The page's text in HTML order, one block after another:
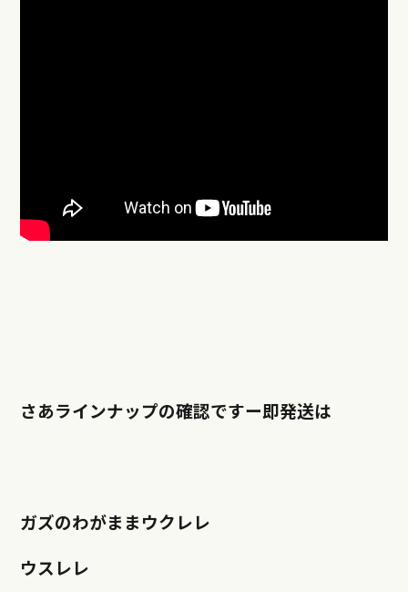
さあラインナップの確認ですー即発送は
ガズのわがままウクレレ
ウスレレ